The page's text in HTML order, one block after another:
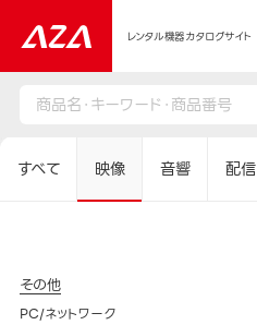
レンタル機器カタログサイト
すべて 映像 音響 配信
その他
PC/ネットワーク